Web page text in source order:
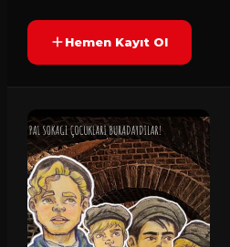
Hemen Kayıt Ol